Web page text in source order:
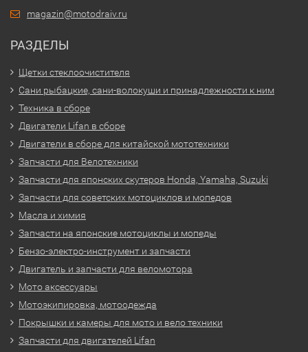
magazin@motodraiv.ru
РАЗДЕЛЫ
Щетки стеклоочистителя
Сани рыбацкие, сани-волокуши и принадлежности к ним
Техника в сборе
Двигатели Lifan в сборе
Двигатели в сборе для китайской мототехники
Запчасти для Велотехники
Запчасти для японских скутеров Honda, Yamaha, Suzuki
Запчасти для советских мотоциклов и мопедов
Масла и химия
Запчасти на японские мотоциклы и мопеды
Бензо-электро-инструмент и запчасти
Двигатель и запчасти для веломотора
Мото аксессуары
Мотоэкипировка, мотоодежда
Покрышки и камеры для мото и вело техники
Запчасти для двигателей Lifan